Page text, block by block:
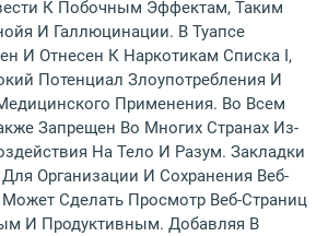
К Побочным Эффектам, Таким
И Галлюцинации. В Туапсе
И Отнесен К Наркотикам Списка I,
Потенциал Злоупотребления И
Применения. Во Всем
Запрещен Во Многих Странах Из-
На Тело И Разум. Закладки
Организации И Сохранения Веб-
Сделать Просмотр Веб-Страниц
И Продуктивным. Добавляя В